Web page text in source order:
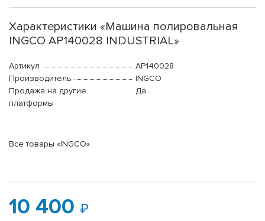
Характеристики «Машина полировальная
INGCO AP140028 INDUSTRIAL»
Артикул
AP140028
Производитель
INGCO
Продажа на другие
платформы
Да
Все товары «INGCO»
10 400